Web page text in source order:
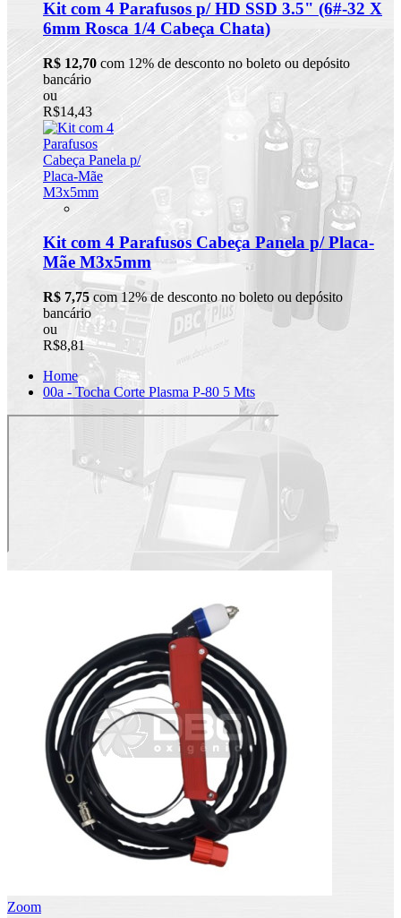
Kit com 4 Parafusos p/ HD SSD 3.5" (6#-32 X
6mm Rosca 1/4 Cabeça Chata)
R$ 12,70 com 12% de desconto no boleto ou depósito
bancário
ou
R$14,43
Kit com 4 Parafusos Cabeça Panela p/ Placa-
Mãe M3x5mm
R$ 7,75com 12% de desconto no boleto ou depósito
bancário
ou
R$8,81
Home
00a - Tocha Corte Plasma P-80 5 Mts
Zoom